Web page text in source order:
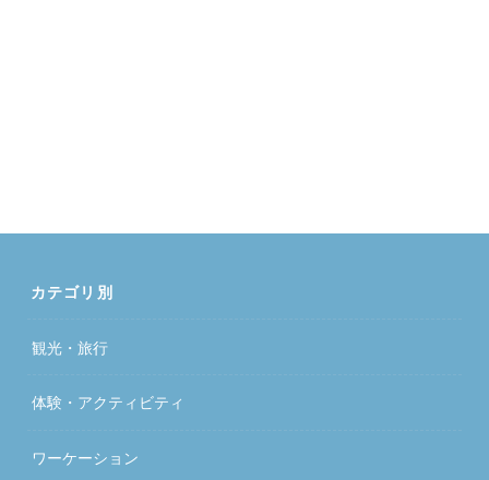
カテゴリ別
観光・旅行
体験・アクティビティ
ワーケーション